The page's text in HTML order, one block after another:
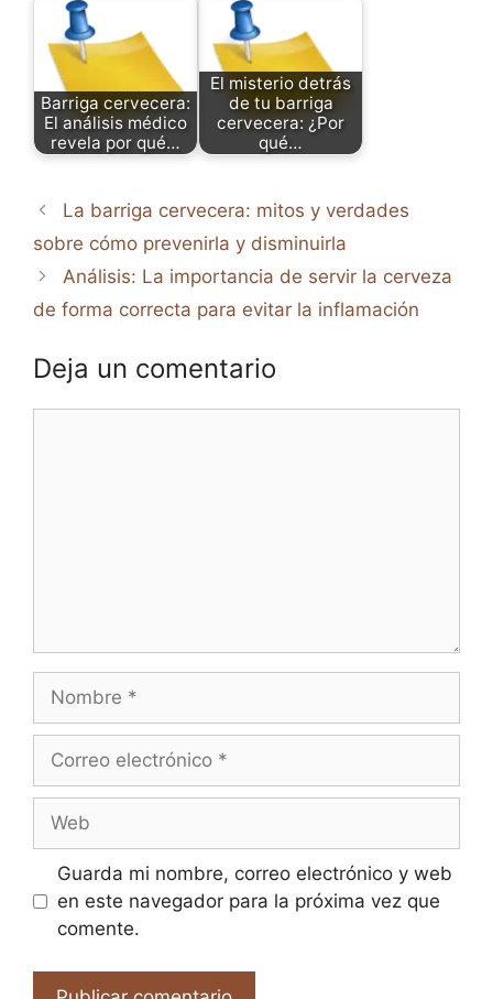
Barriga cervecera:
El análisis médico
revela por qué…
El misterio detrás
de tu barriga
cervecera: ¿Por
qué…
La barriga cervecera: mitos y verdades
sobre cómo prevenirla y disminuirla
Análisis: La importancia de servir la cerveza
de forma correcta para evitar la inflamación
Deja un comentario
Nombre
Correo
Web
Guarda mi nombre, correo electrónico y web
en este navegador para la próxima vez que
comente.